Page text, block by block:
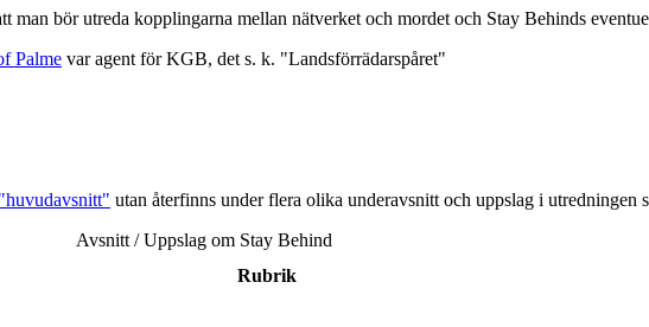
man bör utreda kopplingarna mellan nätverket och mordet och Stay Behinds
Palme var agent för KGB, det s. k. "Landsförrädarspåret"
"huvudavsnitt" utan återfinns under flera olika underavsnitt och uppslag i utredningen
Avsnitt / Uppslag om Stay Behind
Rubrik